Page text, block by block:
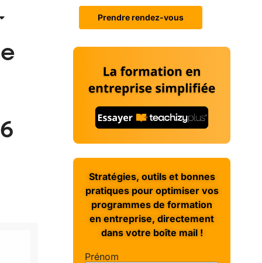
Prendre rendez-vous
Stratégies, outils et bonnes
pratiques pour optimiser vos
programmes de formation
en entreprise, directement
dans votre boîte mail !
Prénom